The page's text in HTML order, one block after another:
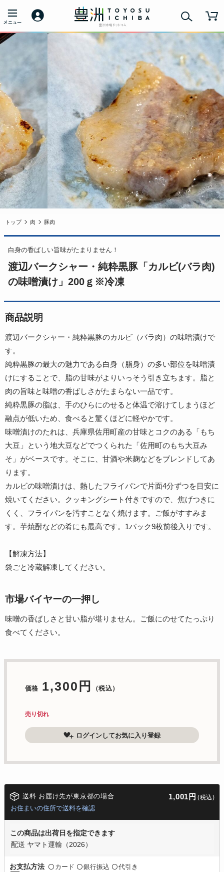
トップ 肉 豚肉
白身の香ばしい旨味がたまりません！
渡辺バークシャー・純粋黒豚「カルビ(バラ肉)
の味噌漬け」200ｇ※冷凍
商品説明
渡辺バークシャー・純粋黒豚のカルビ（バラ肉）の味噌漬けで
す。
純粋黒豚の最大の魅力である白身（脂身）の多い部位を味噌漬
けにすることで、脂の甘味がよりいっそう引き立ちます。脂と
肉の旨味と味噌の香ばしさがたまらない一品です。
純粋黒豚の脂は、手のひらにのせると体温で溶けてしまうほど
融点が低いため、食べると驚くほどに軽やかです。
味噌漬けのたれは、兵庫県佐用町産の甘味とコクのある「もち
大豆」という地大豆などでつくられた「佐用町のもち大豆み
そ」がベースです。そこに、甘酒や米麹などをブレンドしてあ
ります。
カルビの味噌漬けは、熱したフライパンで片面4分ずつを目安に
焼いてください。クッキングシート付きですので、焦げつきに
くく、フライパンを汚すことなく焼けます。ご飯がすすみま
す。芋焼酎などの肴にも最高です。1パック9枚前後入りです。
【解凍方法】
袋ごと冷蔵解凍してください。
市場バイヤーの一押し
味噌の香ばしさと甘い脂が堪りません。ご飯にのせてたっぷり
食べてください。
価格 1,300円 （税込）
売り切れ
ログインしてお気に入り登録
送料 お届け先が東京都の場合 1,001円 (税込)
お住まいの住所で送料を確認
この商品は出荷日を指定できます
配送 ヤマト運輸（2026）
お支払方法 〇 カード 〇銀行振込 〇代引き